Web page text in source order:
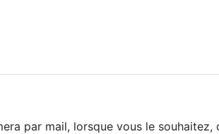
par mail, lorsque vous le